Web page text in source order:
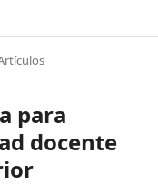
para
docente